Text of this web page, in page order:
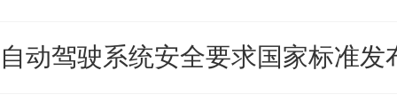
自动驾驶系统安全要求国家标准发